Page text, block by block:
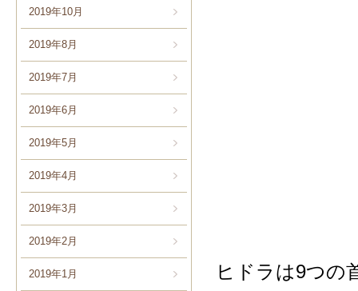
2019年10月
2019年8月
2019年7月
2019年6月
2019年5月
2019年4月
2019年3月
2019年2月
2019年1月
ヒドラは9つの